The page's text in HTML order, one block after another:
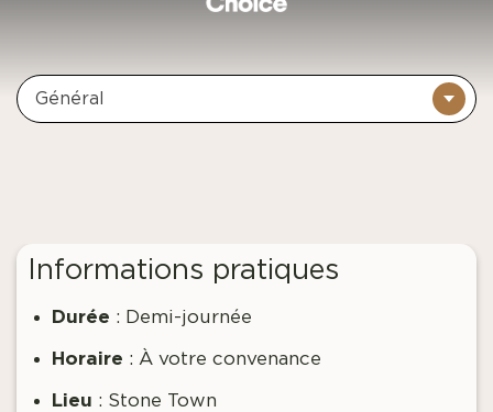
Général
Informations pratiques
Durée : Demi-journée
Horaire : À votre convenance
Lieu : Stone Town